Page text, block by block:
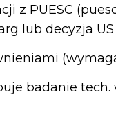
z PUESC
lub decyzja
badanie tech.